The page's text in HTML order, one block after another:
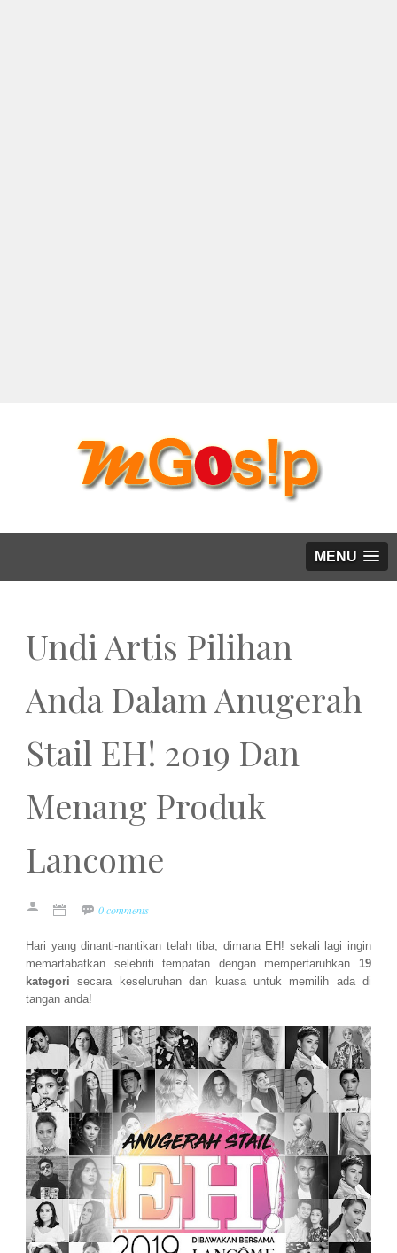
MENU
Undi Artis Pilihan
Anda Dalam Anugerah
Stail EH! 2019 Dan
Menang Produk
Lancome
0 comments
Hari yang dinanti-nantikan telah tiba, dimana EH! sekali lagi ingin
memartabatkan selebriti tempatan dengan mempertaruhkan 19
kategori secara keseluruhan dan kuasa untuk memilih ada di
tangan anda!